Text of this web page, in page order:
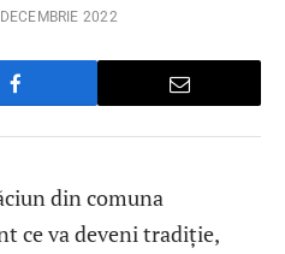
2022
din comuna
ce va deveni tradiție,